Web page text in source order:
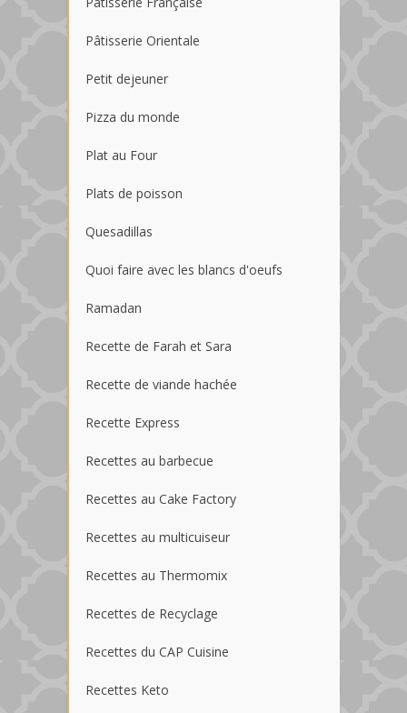
Pâtisserie Orientale
Petit dejeuner
Pizza du monde
Plat au Four
Plats de poisson
Quesadillas
Quoi faire avec les blancs d'oeufs
Ramadan
Recette de Farah et Sara
Recette de viande hachée
Recette Express
Recettes au barbecue
Recettes au Cake Factory
Recettes au multicuiseur
Recettes au Thermomix
Recettes de Recyclage
Recettes du CAP Cuisine
Recettes Keto